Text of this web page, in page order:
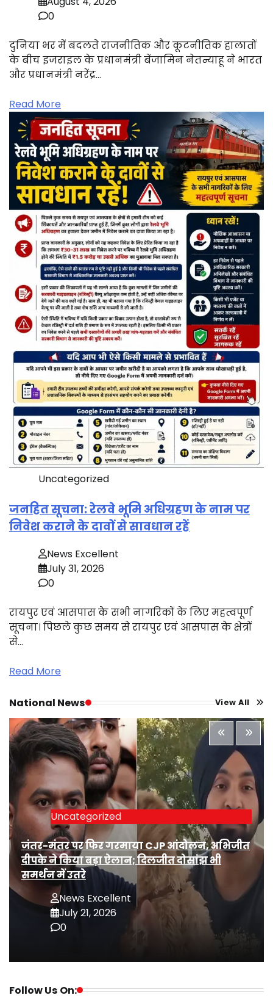
0
दुनिया भर में बदलते राजनीतिक और कूटनीतिक हालातों
के बीच इजराइल के प्रधानमंत्री बेंजामिन नेतन्याहू ने भारत
और प्रधानमंत्री नरेंद्र…
Read More
Uncategorized
जनहित सूचना: रेलवे भूमि अधिग्रहण के नाम पर
निवेश कराने के दावों से सावधान रहें
News Excellent
July 31, 2026
0
रायपुर एवं आसपास के सभी नागरिकों के लिए महत्वपूर्ण
सूचना। पिछले कुछ समय से रायपुर एवं आसपास के क्षेत्रों
से…
Read More
National News View All
Uncategorized
जंतर-मंतर पर फिर गरमाया CJP आंदोलन, अभिजीत
दीपके ने किया बड़ा ऐलान; दिलजीत दोसांझ भी
समर्थन में उतरे
News Excellent
July 21, 2026
0
Follow Us On: